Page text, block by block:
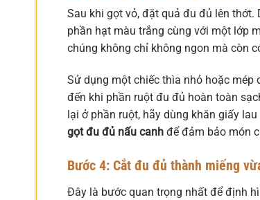
Sau khi gọt vỏ, đặt quả đu đủ lên thớt.
phần hạt màu trắng cùng với một lớp
chúng không chỉ không ngon mà còn
Sử dụng một chiếc thìa nhỏ hoặc mép
đến khi phần ruột đu đủ hoàn toàn
lại ở phần ruột, hãy dùng khăn giấy
gọt đu đủ nấu canh để đảm bảo món
Bước 4: Cắt đu đủ thành miếng
Đây là bước quan trọng nhất để định